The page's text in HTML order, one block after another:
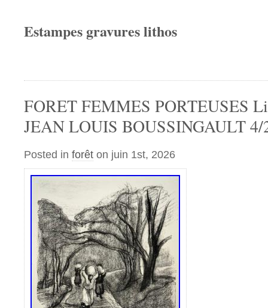
Estampes gravures lithos
FORET FEMMES PORTEUSES
JEAN LOUIS BOUSSINGAULT 4/
Posted in forêt on juin 1st, 2026